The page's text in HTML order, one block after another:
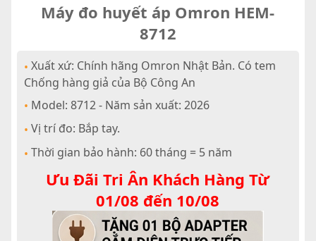
Máy đo huyết áp Omron HEM-
8712
• Xuất xứ: Chính hãng Omron Nhật Bản. Có tem
Chống hàng giả của Bộ Công An
• Model: 8712 - Năm sản xuất: 2026
• Vị trí đo: Bắp tay.
• Thời gian bảo hành: 60 tháng = 5 năm
Ưu Đãi Tri Ân Khách Hàng Từ
01/08 đến 10/08